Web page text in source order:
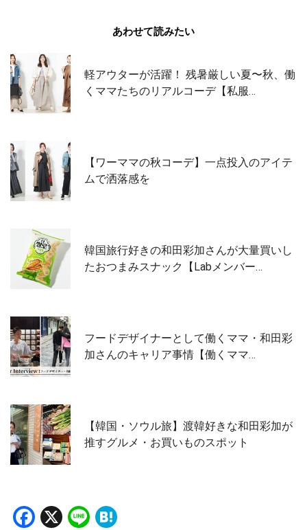
あわせて読みたい
軽アウターが活躍！ 残暑厳しい夏〜秋、働
くママたちのリアルコーデ【私服…
【ワーママの秋コーデ】一点投入のアイテ
ムで洒落感を
韓国旅行好きの和田彩加さんが大量買いし
たおつまみスナック【Labメンバー…
フードデザイナーとして働くママ・和田彩
加さんのキャリア事情【働くママ…
【韓国・ソウル旅】渡韓好きな和田彩加が
推すグルメ・お買いものスポット
Facebook
X Line